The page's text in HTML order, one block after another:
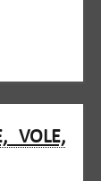
VOLE,